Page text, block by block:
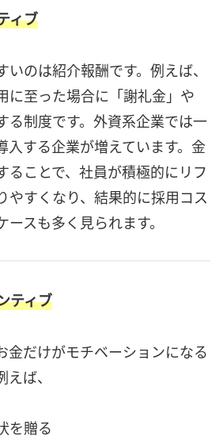
ィブ
のは紹介報酬です。例えば、
に至った場合に「謝礼金」や
る制度です。外資系企業では一
入する企業が増えています。金
ることで、社員が積極的にリフ
やすくなり、結果的に採用コス
ースも多く見られます。
ティブ
金だけがモチベーションになる
ば、
を贈る